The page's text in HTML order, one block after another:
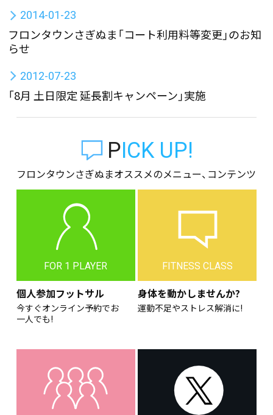
2014-01-23
フロンタウンさぎぬま「コート利用料等変更」のお知
らせ
2012-07-23
「8月 土日限定 延長割キャンペーン」実施
PICK UP!
フロンタウンさぎぬまオススメのメニュー、コンテンツ
FOR 1 PLAYER
個人参加フットサル
今すぐオンライン予約でお
一人でも!
FITNESS CLASS
身体を動かしませんか?
運動不足やストレス解消に!